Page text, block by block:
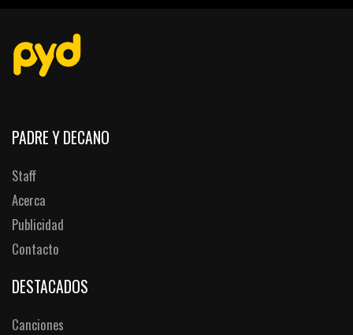
PADRE Y DECANO
Staff
Acerca
Publicidad
Contacto
DESTACADOS
Canciones